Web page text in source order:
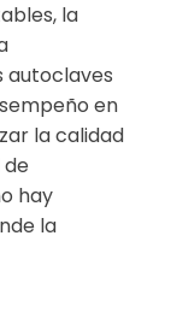
la
autoclaves
en
la calidad
hay
la